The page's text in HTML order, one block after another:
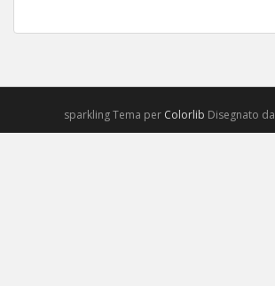
sparkling Tema per Colorlib Disegnato da